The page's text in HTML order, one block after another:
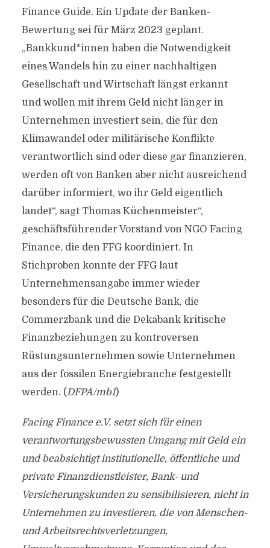
Finance Guide. Ein Update der Banken-
Bewertung sei für März 2023 geplant.
„Bankkund*innen haben die Notwendigkeit
eines Wandels hin zu einer nachhaltigen
Gesellschaft und Wirtschaft längst erkannt
und wollen mit ihrem Geld nicht länger in
Unternehmen investiert sein, die für den
Klimawandel oder militärische Konflikte
verantwortlich sind oder diese gar finanzieren,
werden oft von Banken aber nicht ausreichend
darüber informiert, wo ihr Geld eigentlich
landet“, sagt Thomas Küchenmeister“,
geschäftsführender Vorstand von NGO Facing
Finance, die den FFG koordiniert. In
Stichproben konnte der FFG laut
Unternehmensangabe immer wieder
besonders für die Deutsche Bank, die
Commerzbank und die Dekabank kritische
Finanzbeziehungen zu kontroversen
Rüstungsunternehmen sowie Unternehmen
aus der fossilen Energiebranche festgestellt
werden. (DFPA/mb1)
Facing Finance e.V. setzt sich für einen
verantwortungsbewussten Umgang mit Geld ein
und beabsichtigt institutionelle, öffentliche und
private Finanzdienstleister, Bank- und
Versicherungskunden zu sensibilisieren, nicht in
Unternehmen zu investieren, die von Menschen-
und Arbeitsrechtsverletzungen,